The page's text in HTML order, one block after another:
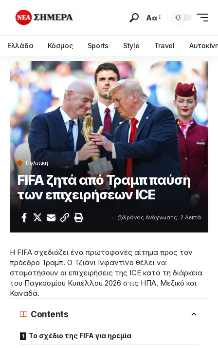
Αα
Ελλάδα Κόσμος Sports Style Travel
Πολιτική
FIFA ζητά από Τραμπ παύση
των επιχειρήσεων ICE
Χρόνος Ανάγνωσης: 2 Λεπτά
Η FIFA σχεδιάζει ένα πρωτοφανές αίτημα προς τον
πρόεδρο Τραμπ. Ο Τζιάνι Ινφαντίνο θέλει να
σταματήσουν οι επιχειρήσεις της ICE κατά τη διάρκεια
του Παγκοσμίου Κυπέλλου 2026 στις ΗΠΑ, Μεξικό και
Καναδά.
Contents
Το σχέδιο της FIFA για ηρεμία